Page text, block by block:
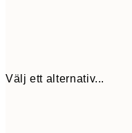
Välj ett alternativ...